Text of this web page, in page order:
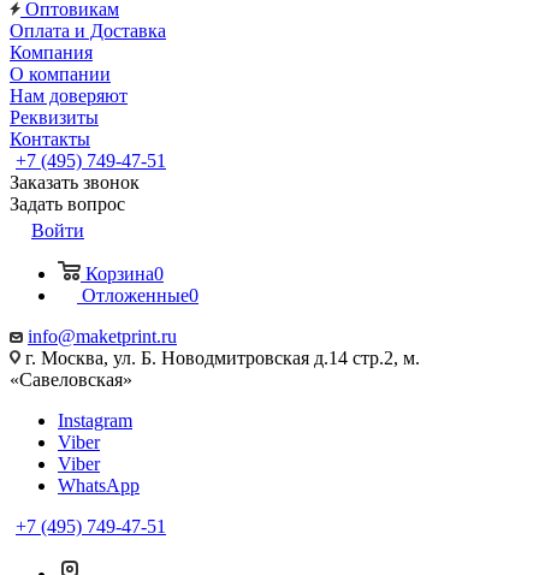
Оптовикам
Оплата и Доставка
Компания
О компании
Нам доверяют
Реквизиты
Контакты
+7 (495) 749-47-51
Заказать звонок
Задать вопрос
Войти
Корзина0
Отложенные0
info@maketprint.ru
г. Москва, ул. Б. Новодмитровская д.14 стр.2, м.
«Савеловская»
Instagram
Viber
Viber
WhatsApp
+7 (495) 749-47-51